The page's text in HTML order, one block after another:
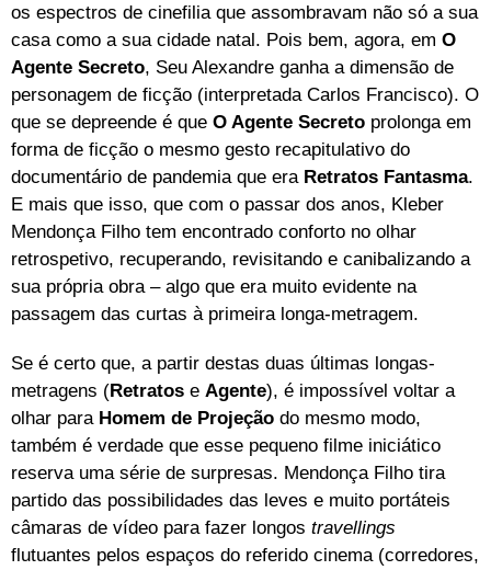
os espectros de cinefilia que assombravam não só a sua
casa como a sua cidade natal. Pois bem, agora, em O
Agente Secreto, Seu Alexandre ganha a dimensão de
personagem de ficção (interpretada Carlos Francisco). O
que se depreende é que O Agente Secreto prolonga em
forma de ficção o mesmo gesto recapitulativo do
documentário de pandemia que era Retratos Fantasma.
E mais que isso, que com o passar dos anos, Kleber
Mendonça Filho tem encontrado conforto no olhar
retrospetivo, recuperando, revisitando e canibalizando a
sua própria obra – algo que era muito evidente na
passagem das curtas à primeira longa-metragem.
Se é certo que, a partir destas duas últimas longas-
metragens (Retratos e Agente), é impossível voltar a
olhar para Homem de Projeção do mesmo modo,
também é verdade que esse pequeno filme iniciático
reserva uma série de surpresas. Mendonça Filho tira
partido das possibilidades das leves e muito portáteis
câmaras de vídeo para fazer longos travellings
flutuantes pelos espaços do referido cinema (corredores,